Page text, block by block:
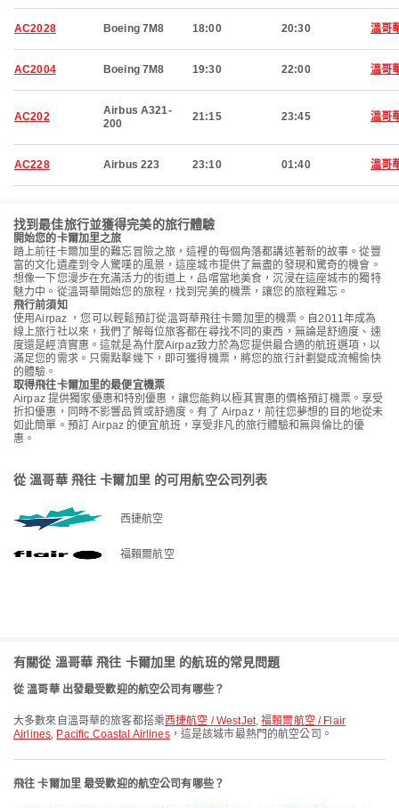
AC2028 Boeing 7M8 18:00 20:30 溫哥
AC2004 Boeing 7M8 19:30 22:00 溫哥
AC202
Airbus A321-
200
21:15 23:45 溫哥
AC228 Airbus 223 23:10 01:40 溫哥
找到最佳旅行並獲得完美的旅行體驗
開始您的卡爾加里之旅
踏上前往卡爾加里的難忘冒險之旅，這裡的每個角落都講述著新的故事。從豐
富的文化遺產到令人驚嘆的風景，這座城市提供了無盡的發現和驚奇的機會。
想像一下您漫步在充滿活力的街道上，品嚐當地美食，沉浸在這座城市的獨特
魅力中。從溫哥華開始您的旅程，找到完美的機票，讓您的旅程難忘。
飛行前須知
使用Airpaz ，您可以輕鬆預訂從溫哥華飛往卡爾加里的機票。自2011年成為
線上旅行社以來，我們了解每位旅客都在尋找不同的東西，無論是舒適度、速
度還是經濟實惠。這就是為什麼Airpaz致力於為您提供最合適的航班選項，以
滿足您的需求。只需點擊幾下，即可獲得機票，將您的旅行計劃變成流暢愉快
的體驗。
取得飛往卡爾加里的最便宜機票
Airpaz 提供獨家優惠和特別優惠，讓您能夠以極其實惠的價格預訂機票。享受
折扣優惠，同時不影響品質或舒適度。有了 Airpaz，前往您夢想的目的地從未
如此簡單。預訂 Airpaz 的便宜航班，享受非凡的旅行體驗和無與倫比的優
惠。
從 溫哥華 飛往 卡爾加里 的可用航空公司列表
西捷航空
福賴爾航空
有關從 溫哥華 飛往 卡爾加里 的航班的常見問題
從 溫哥華 出發最受歡迎的航空公司有哪些？
大多數來自溫哥華的旅客都搭乘西捷航空 / WestJet,福賴爾航空 / Flair
Airlines, Pacific Coastal Airlines，這是該城市最熱門的航空公司。
飛往 卡爾加里 最受歡迎的航空公司有哪些？